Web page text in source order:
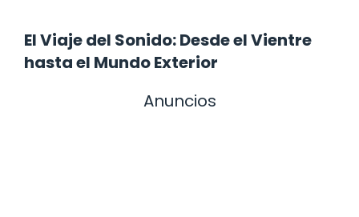
El Viaje del Sonido: Desde el Vientre
hasta el Mundo Exterior
Anuncios